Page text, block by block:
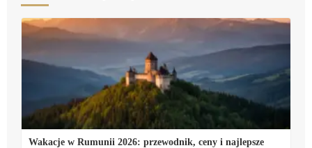
Wakacje w Rumunii 2026: przewodnik, ceny i najlepsze